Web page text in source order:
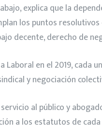
explica que la
los puntos
decente, derecho de
Laboral en el 2019,
y negociación
al público y
a los estatutos de